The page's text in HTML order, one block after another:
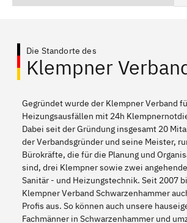
Die Standorte des
Klempner
Gegründet wurde der Klempner Verband
Heizungsausfällen mit 24h
Dabei seit der Gründung insgesamt 20
der Verbandsgründer und seine Meister,
Bürokräfte, die für die Planung und
sind, drei Klempner sowie zwei
Sanitär - und Heizungstechnik. Seit 2007
Klempner Verband Schwarzenhammer
Profis aus. So können auch unsere
Fachmänner in Schwarzenhammer und